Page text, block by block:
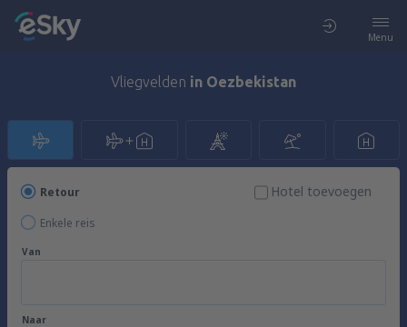
Menu
Vliegvelden in Oezbekistan
Retour
Enkele reis
Hotel toevoegen
Van
Naar